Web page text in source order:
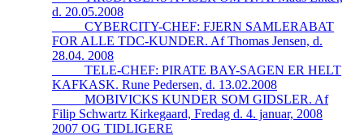
d. 20.05.2008
_____CYBERCITY-CHEF: FJERN SAMLERABAT
FOR ALLE TDC-KUNDER. Af Thomas Jensen, d.
28.04. 2008
_____TELE-CHEF: PIRATE BAY-SAGEN ER HELT
KAFKASK. Rune Pedersen, d. 13.02.2008
_____MOBIVICKS KUNDER SOM GIDSLER. Af
Filip Schwartz Kirkegaard, Fredag d. 4. januar, 2008
2007 OG TIDLIGERE